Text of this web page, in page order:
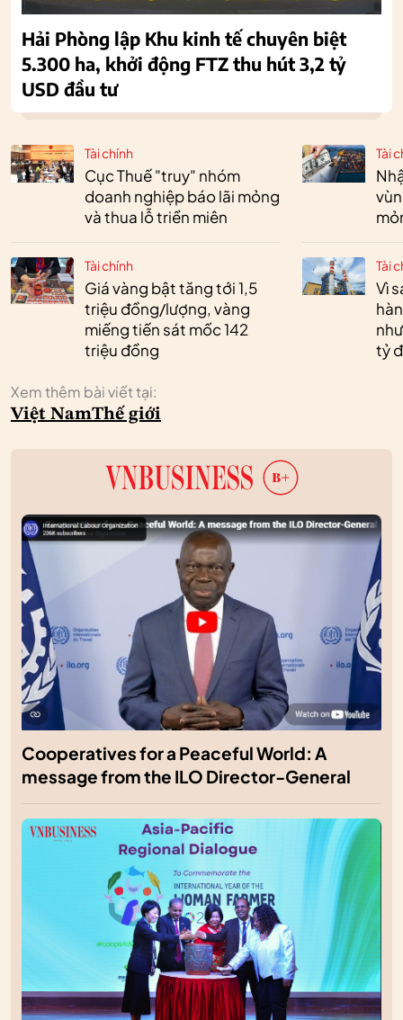
Tài chính
Cục Thuế "truy" nhóm
doanh nghiệp báo lãi mỏng
và thua lỗ triền miên
Tài chính
Giá vàng bật tăng tới 1,5
triệu đồng/lượng, vàng
miếng tiến sát mốc 142
triệu đồng
Tài
Tài
Vì
tỷ
Xem thêm bài viết tại:
Việt NamThế giới
Hải Phòng lập Khu kinh tế chuyên biệt
5.300 ha, khởi động FTZ thu hút 3,2 tỷ
USD đầu tư
Cooperatives for a Peaceful World: A
message from the ILO Director-General